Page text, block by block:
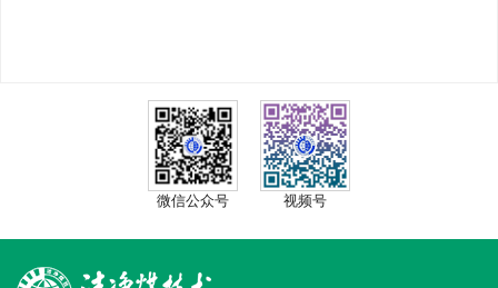
微信公众号 视频号